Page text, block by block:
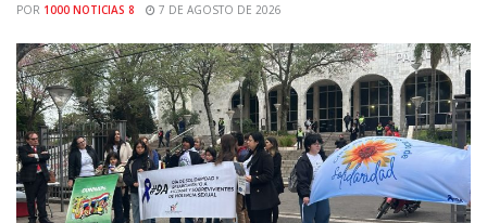
POR 1000 NOTICIAS 8 7 DE AGOSTO DE 2026